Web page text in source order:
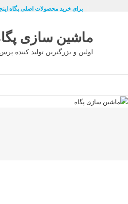
برای خرید محصولات اصلی پگاه
ماشین سازی
اولین و بزرگترین تولید کننده